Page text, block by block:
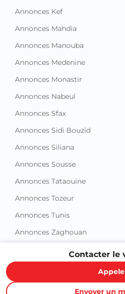
Contacter le
Envoyer un
Annonces Kef
Annonces Mahdia
Annonces Manouba
Annonces Medenine
Annonces Monastir
Annonces Nabeul
Annonces Sfax
Annonces Sidi Bouzid
Annonces Siliana
Annonces Sousse
Annonces Tataouine
Annonces Tozeur
Annonces Tunis
Annonces Zaghouan